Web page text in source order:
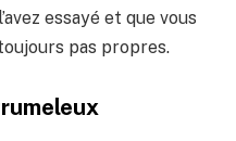
essayé et que vous
pas propres.